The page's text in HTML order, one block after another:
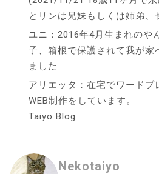
とリンは兄妹もしくは姉弟、
ユニ：2016年4月生まれのや
子、箱根で保護されて我が家
ました
アリエッタ：在宅でワードプ
WEB制作をしています。
Taiyo Blog
Nekotaiyo